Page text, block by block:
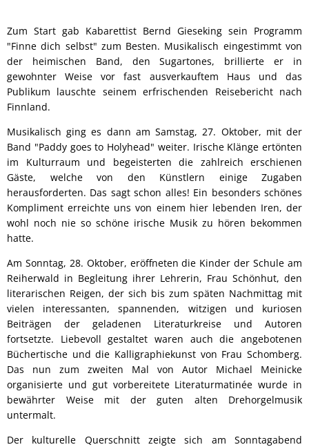
Zum Start gab Kabarettist Bernd Gieseking sein Programm
"Finne dich selbst" zum Besten. Musikalisch eingestimmt von
der heimischen Band, den Sugartones, brillierte er in
gewohnter Weise vor fast ausverkauftem Haus und das
Publikum lauschte seinem erfrischenden Reisebericht nach
Finnland.
Musikalisch ging es dann am Samstag, 27. Oktober, mit der
Band "Paddy goes to Holyhead" weiter. Irische Klänge ertönten
im Kulturraum und begeisterten die zahlreich erschienen
Gäste, welche von den Künstlern einige Zugaben
herausforderten. Das sagt schon alles! Ein besonders schönes
Kompliment erreichte uns von einem hier lebenden Iren, der
wohl noch nie so schöne irische Musik zu hören bekommen
hatte.
Am Sonntag, 28. Oktober, eröffneten die Kinder der Schule am
Reiherwald in Begleitung ihrer Lehrerin, Frau Schönhut, den
literarischen Reigen, der sich bis zum späten Nachmittag mit
vielen interessanten, spannenden, witzigen und kuriosen
Beiträgen der geladenen Literaturkreise und Autoren
fortsetzte. Liebevoll gestaltet waren auch die angebotenen
Büchertische und die Kalligraphiekunst von Frau Schomberg.
Das nun zum zweiten Mal von Autor Michael Meinicke
organisierte und gut vorbereitete Literaturmatinée wurde in
bewährter Weise mit der guten alten Drehorgelmusik
untermalt.
Der kulturelle Querschnitt zeigte sich am Sonntagabend